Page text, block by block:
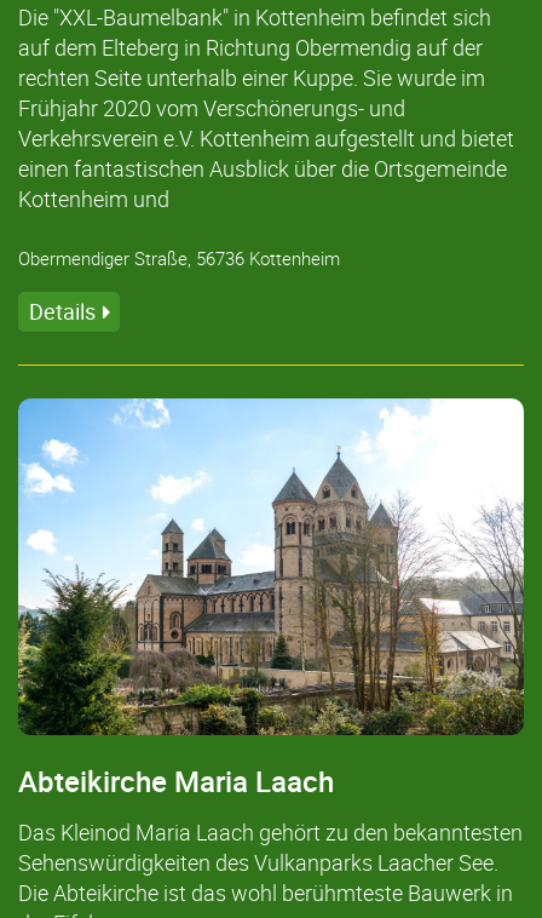
Die "XXL-Baumelbank" in Kottenheim befindet sich
auf dem Elteberg in Richtung Obermendig auf der
rechten Seite unterhalb einer Kuppe. Sie wurde im
Frühjahr 2020 vom Verschönerungs- und
Verkehrsverein e.V. Kottenheim aufgestellt und bietet
einen fantastischen Ausblick über die Ortsgemeinde
Kottenheim und
Obermendiger Straße, 56736 Kottenheim
Details
Abteikirche Maria Laach
Das Kleinod Maria Laach gehört zu den bekanntesten
Sehenswürdigkeiten des Vulkanparks Laacher See.
Die Abteikirche ist das wohl berühmteste Bauwerk in